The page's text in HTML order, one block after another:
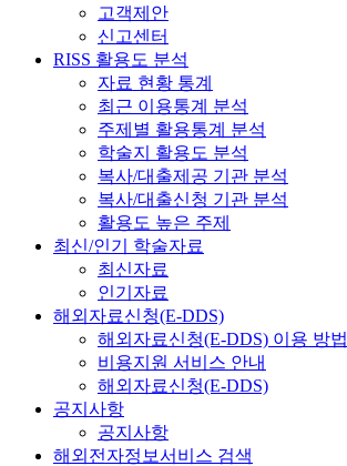
고객제안
신고센터
RISS 활용도 분석
자료 현황 통계
최근 이용통계 분석
주제별 활용통계 분석
학술지 활용도 분석
복사/대출제공 기관 분석
복사/대출신청 기관 분석
활용도 높은 주제
최신/인기 학술자료
최신자료
인기자료
해외자료신청(E-DDS)
해외자료신청(E-DDS) 이용 방법
비용지원 서비스 안내
해외자료신청(E-DDS)
공지사항
공지사항
해외전자정보서비스 검색